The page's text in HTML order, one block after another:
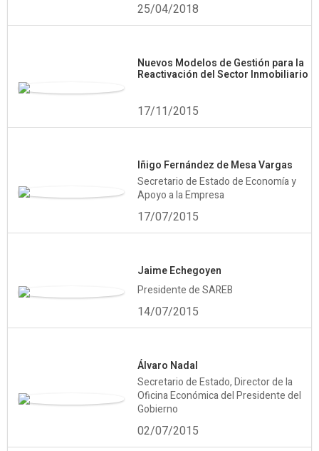
25/04/2018
Nuevos Modelos de Gestión para la
Reactivación del Sector Inmobiliario
17/11/2015
Iñigo Fernández de Mesa Vargas
Secretario de Estado de Economía y
Apoyo a la Empresa
17/07/2015
Jaime Echegoyen
Presidente de SAREB
14/07/2015
Álvaro Nadal
Secretario de Estado, Director de la
Oficina Económica del Presidente del
Gobierno
02/07/2015